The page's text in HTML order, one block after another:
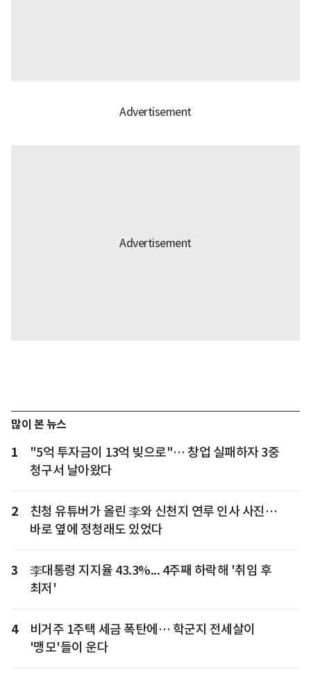
많이 본 뉴스
1
"5억 투자금이 13억 빚으로"… 창업 실패하자 3중
청구서 날아왔다
2
친청 유튜버가 올린 李와 신천지 연루 인사 사진…
바로 옆에 정청래도 있었다
3
李대통령 지지율 43.3%... 4주째 하락해 '취임 후
최저'
4
비거주 1주택 세금 폭탄에… 학군지 전세살이
'맹모'들이 운다